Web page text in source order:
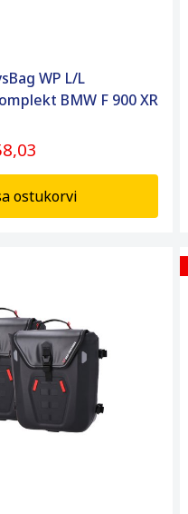
WP L/L
BMW F 900 XR
ostukorvi